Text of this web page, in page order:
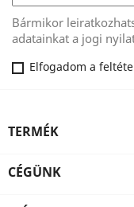
Bármikor
adatainkat a jogi
Elfogadom a
TERMÉK
CÉGÜNK